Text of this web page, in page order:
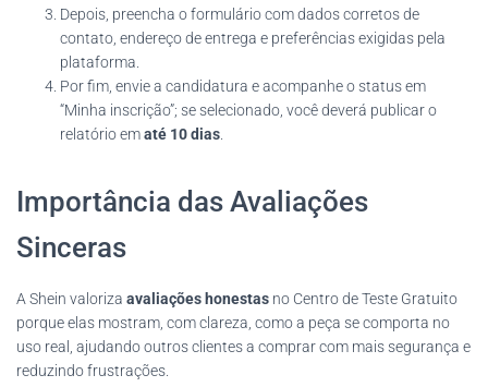
Depois, preencha o formulário com dados corretos de
contato, endereço de entrega e preferências exigidas pela
plataforma.
Por fim, envie a candidatura e acompanhe o status em
“Minha inscrição”; se selecionado, você deverá publicar o
relatório ematé 10 dias
Importância das Avaliações
Sinceras
A Shein valoriza avaliações honestas no Centro de Teste Gratuito
porque elas mostram, com clareza, como a peça se comporta no
uso real, ajudando outros clientes a comprar com mais segurança e
reduzindo frustrações.